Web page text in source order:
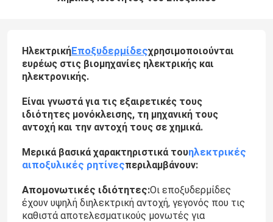
ΗλεκτρικήΕποξυδερμίδεςχρησιμοποιούνται
ευρέως στις βιομηχανίες ηλεκτρικής και
ηλεκτρονικής.
Είναι γνωστά για τις εξαιρετικές τους
ιδιότητες μονόκλεισης, τη μηχανική τους
αντοχή και την αντοχή τους σε χημικά.
Μερικά βασικά χαρακτηριστικά τουηλεκτρικές
αιποξυλικές ρητίνεςπεριλαμβάνουν:
Απομονωτικές ιδιότητες:Οι εποξυδερμίδες
έχουν υψηλή διηλεκτρική αντοχή, γεγονός που τις
καθιστά αποτελεσματικούς μονωτές για